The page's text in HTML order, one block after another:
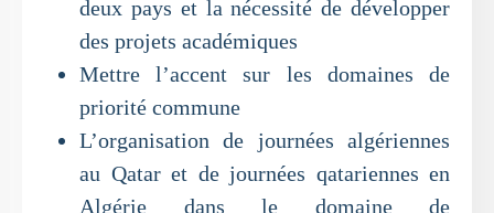
deux pays et la nécessité de développer
des projets académiques
Mettre l’accent sur les domaines de
priorité commune
L’organisation de journées algériennes
au Qatar et de journées qatariennes en
Algérie dans le domaine de